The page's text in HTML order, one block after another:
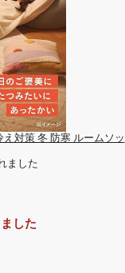
対策 冬 防寒 ルームソッ
ました
した